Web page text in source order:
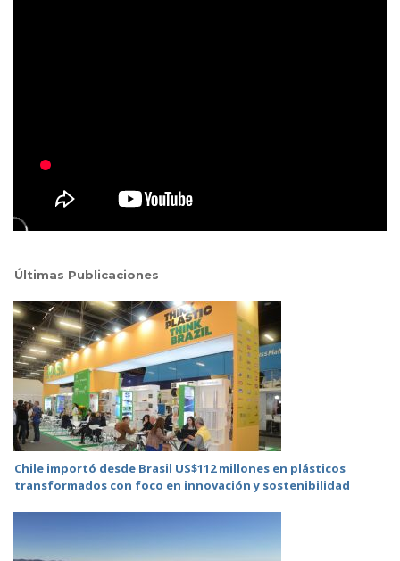
Últimas Publicaciones
Chile importó desde Brasil US$112 millones en plásticos
transformados con foco en innovación y sostenibilidad